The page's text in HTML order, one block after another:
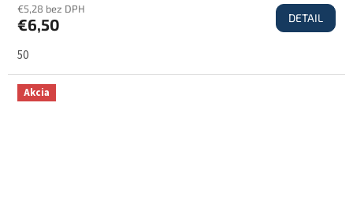
€5,28 bez DPH
€6,50 DETAIL
50
Akcia